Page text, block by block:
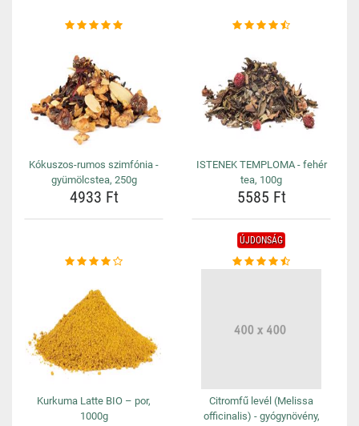
Kókuszos-rumos szimfónia -
gyümölcstea, 250g
4933 Ft
ISTENEK TEMPLOMA - fehér
tea, 100g
5585 Ft
Kurkuma Latte BIO – por,
1000g
ÚJDONSÁG
Citromfű levél (Melissa
officinalis) - gyógynövény,